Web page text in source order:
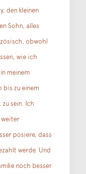
den kleinen
Sohn, alles
obwohl
wie ich
meinem
bis zu einem
sein. Ich
weiter
posiere, dass
werde. Und
noch besser